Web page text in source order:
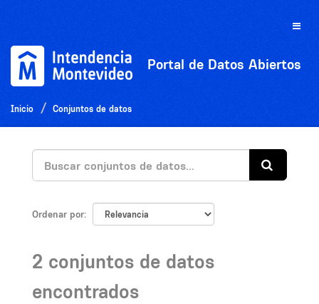
Toggle
Portal de Datos Abiertos
Inicio Conjuntos de datos
Ordenar por
2 conjuntos de datos
encontrados